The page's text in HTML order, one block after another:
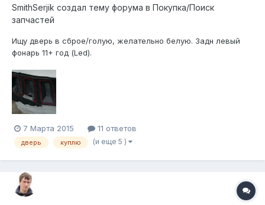
SmithSerjik создал тему форума в Покупка/Поиск
запчастей
Ищу дверь в сброе/голую, желательно белую. Задн левый
фонарь 11+ год (Led).
7 Марта 2015 11 ответов
дверь куплю (и еще 5 )